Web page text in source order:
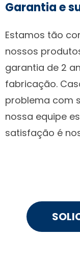
Garantia e
Estamos tão
nossos
garantia de 2
fabricação.
problema com
nossa equipe
satisfação é